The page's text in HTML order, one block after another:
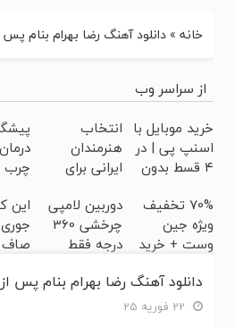
خانه » دانلود آهنگ رضا بهرام بنام پس
از سراسر وب
خرید موبایل با
اسنپ پی | در
۴ قسط بدون
انتخاب
هنرمندان
ایرانی برای
خرید با
تخفیف ویژه
چرب
70% تخفیف
ویژه جین
وست + خرید
دوربین لامپی
چرخشی 360
درجه فقط
🔥 پرداخت
این
صاف
دانلود آهنگ رضا بهرام بنام پس از